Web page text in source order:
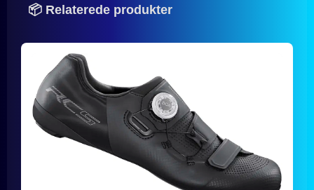
📦 Relaterede produkter